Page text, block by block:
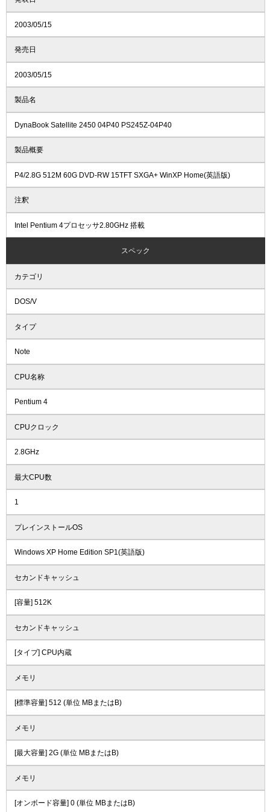
2003/05/15
発売日
2003/05/15
製品名
DynaBook Satellite 2450 04P40 PS245Z-04P40
製品概要
P4/2.8G 512M 60G DVD-RW 15TFT SXGA+ WinXP Home(英語版)
注釈
Intel Pentium 4プロセッサ2.80GHz 搭載
スペック
カテゴリ
DOS/V
タイプ
Note
CPU名称
Pentium 4
CPUクロック
2.8GHz
最大CPU数
1
プレインストールOS
Windows XP Home Edition SP1(英語版)
セカンドキャッシュ
[容量] 512K
セカンドキャッシュ
[タイプ] CPU内蔵
メモリ
[標準容量] 512 (単位 MBまたはB)
メモリ
[最大容量] 2G (単位 MBまたはB)
メモリ
[オンボード容量] 0 (単位 MBまたはB)